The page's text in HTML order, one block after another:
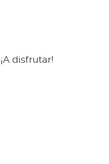
¡A disfrutar!